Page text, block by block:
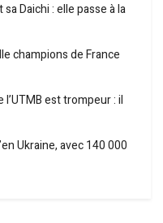
Daichi : elle passe à la
champions de France
est trompeur : il
Ukraine, avec 140 000